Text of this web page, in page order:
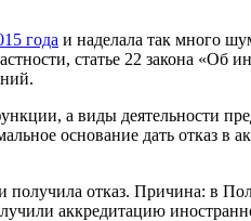
года и наделала так много
статье 22 закона «Об
а виды деятельности
основание дать отказ в
отказ. Причина: в
аккредитацию